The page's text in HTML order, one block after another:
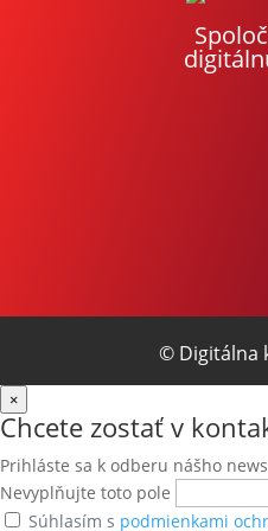
© Digitálna
×
Chcete zostať v
Prihláste sa k odberu nášho
Nevyplňujte toto pole
Súhlasím s podmienkami